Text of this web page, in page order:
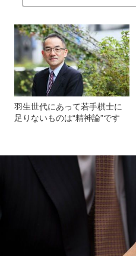
羽生世代にあって若手棋士に
足りないものは“精神論”です